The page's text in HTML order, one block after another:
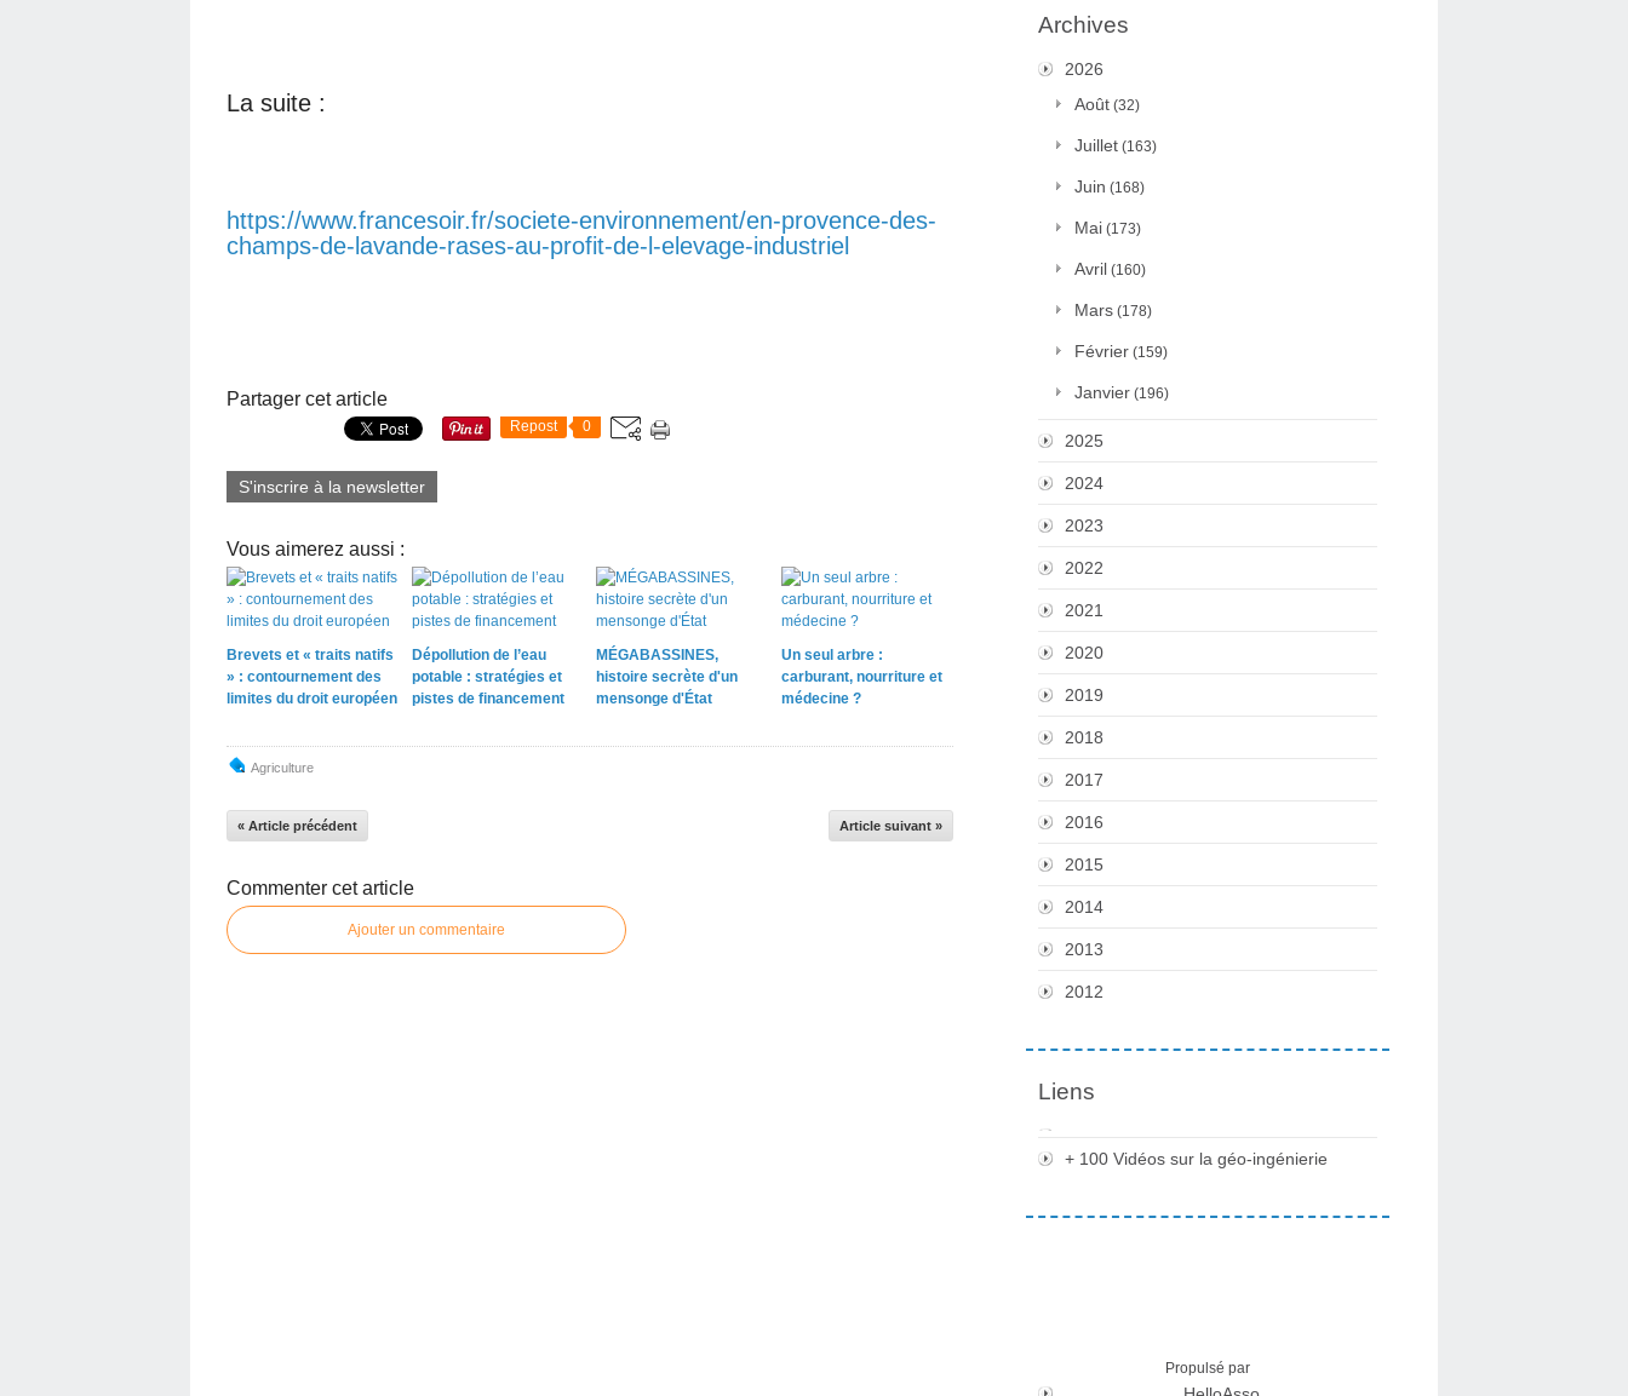
La suite :
https://www.francesoir.fr/societe-environnement/en-provence-des-
champs-de-lavande-rases-au-profit-de-l-elevage-industriel
Partager cet article
Repost 0
S'inscrire à la newsletter
Vous aimerez aussi :
Brevets et « traits natifs
» : contournement des
limites du droit européen
Dépollution de l’eau
potable : stratégies et
pistes de financement
MÉGABASSINES,
histoire secrète d'un
mensonge d'État
Un seul arbre :
carburant, nourriture et
médecine ?
Agriculture
« Article précédent Article suivant »
Commenter cet article
Ajouter un commentaire
Archives
2026
Août (32)
Juillet (163)
Juin (168)
Mai (173)
Avril (160)
Mars (178)
Février (159)
Janvier (196)
2025
2024
2023
2022
2021
2020
2019
2018
2017
2016
2015
2014
2013
2012
Liens
+ 100 Vidéos sur la géo-ingénierie
Propulsé par